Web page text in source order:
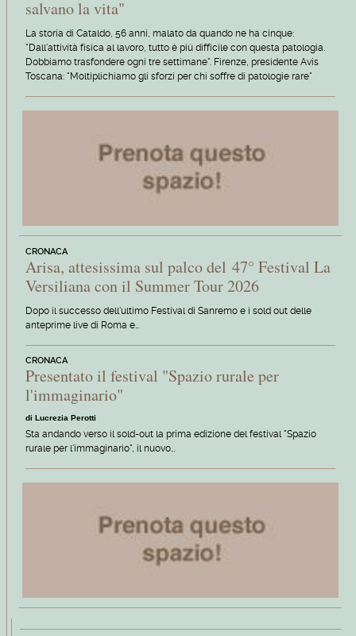
salvano la vita"
La storia di Cataldo, 56 anni, malato da quando ne ha cinque:
"Dall'attività fisica al lavoro, tutto è più difficile con questa patologia.
Dobbiamo trasfondere ogni tre settimane". Firenze, presidente Avis
Toscana: "Moltiplichiamo gli sforzi per chi soffre di patologie rare"
CRONACA
Arisa, attesissima sul palco del 47° Festival La
Versiliana con il Summer Tour 2026
Dopo il successo dell'ultimo Festival di Sanremo e i sold out delle
anteprime live di Roma e…
CRONACA
Presentato il festival "Spazio rurale per
l'immaginario"
di Lucrezia Perotti
Sta andando verso il sold-out la prima edizione del festival "Spazio
rurale per l'immaginario", il nuovo…